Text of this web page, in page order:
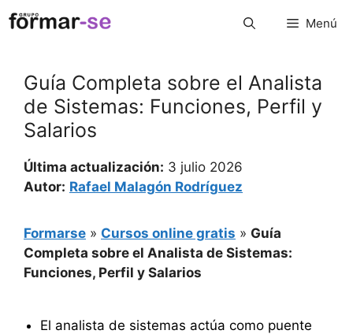
Saltar
al
Menú
Guía Completa sobre el Analista
de Sistemas: Funciones, Perfil y
Salarios
Última actualización: 3 julio 2026
Autor: Rafael Malagón Rodríguez
Formarse » Cursos online gratis » Guía
Completa sobre el Analista de Sistemas:
Funciones, Perfil y Salarios
El analista de sistemas actúa como puente